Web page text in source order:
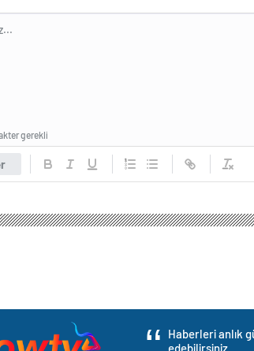
gerekli
Haberleri anlık
edebilirsiniz.